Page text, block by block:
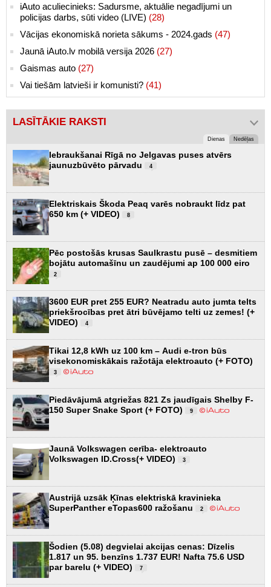
iAuto aculiecinieks: Sadursme, aktuālie negadījumi un
policijas darbs, sūti video (LIVE) (28)
Vācijas ekonomiskā norieta sākums - 2024.gads (47)
Jaunā iAuto.lv mobilā versija 2026 (27)
Gaismas auto (27)
Vai tiešām latvieši ir komunisti? (41)
LASĪTĀKIE RAKSTI
Dienas Nedēļas
Iebraukšanai Rīgā no Jelgavas puses atvērs
jaunuzbūvēto pārvadu
4
Elektriskais Škoda Peaq varēs nobraukt līdz pat
650 km (+ VIDEO)
8
Pēc postošās krusas Saulkrastu pusē – desmitiem
bojātu automašīnu un zaudējumi ap 100 000 eiro
2
3600 EUR pret 255 EUR? Neatradu auto jumta telts
priekšrocības pret ātri būvējamo telti uz zemes! (+
VIDEO)
4
Tikai 12,8 kWh uz 100 km – Audi e-tron būs
visekonomiskākais ražotāja elektroauto (+ FOTO)
3
Piedāvājumā atgriežas 821 Zs jaudīgais Shelby F-
150 Super Snake Sport (+ FOTO)
9
Jaunā Volkswagen cerība- elektroauto
Volkswagen ID.Cross(+ VIDEO)
3
Austrijā uzsāk Ķīnas elektriskā kravinieka
SuperPanther eTopas600 ražošanu
2
Šodien (5.08) degvielai akcijas cenas: Dīzelis
1.817 un 95. benzīns 1.737 EUR! Nafta 75.6 USD
par barelu (+ VIDEO)
7